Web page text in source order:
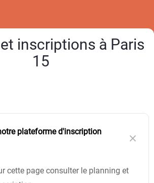
inscriptions à Paris
15
plateforme d'inscription
cette page consulter le planning et